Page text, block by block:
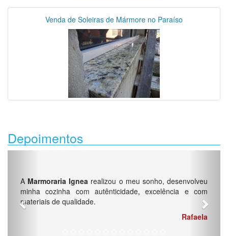
Venda de Soleiras de Mármore no Paraíso
Depoimentos
A Marmoraria Ignea realizou o meu sonho, desenvolveu
minha cozinha com autênticidade, excelência e com
materiais de qualidade.
Rafaela